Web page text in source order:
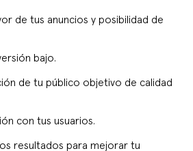
de tus anuncios y posibilidad de
bajo.
de tu público objetivo de calidad
con tus usuarios.
resultados para mejorar tu